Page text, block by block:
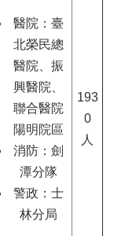
醫院：臺
北榮民總
醫院、振
興醫院、
聯合醫院
陽明院區
消防：劍
潭分隊
警政：士
林分局
193
0
人